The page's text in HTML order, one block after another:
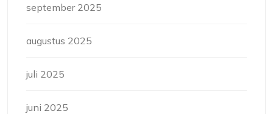
september 2025
augustus 2025
juli 2025
juni 2025